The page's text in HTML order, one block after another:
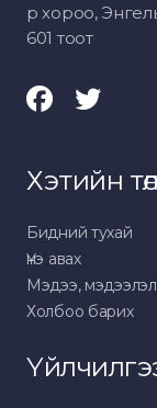
р хороо,
601 тоот
Хэтийн
Бидний тухай
Үнэ авах
Мэдээ, мэдээлэл
Холбоо барих